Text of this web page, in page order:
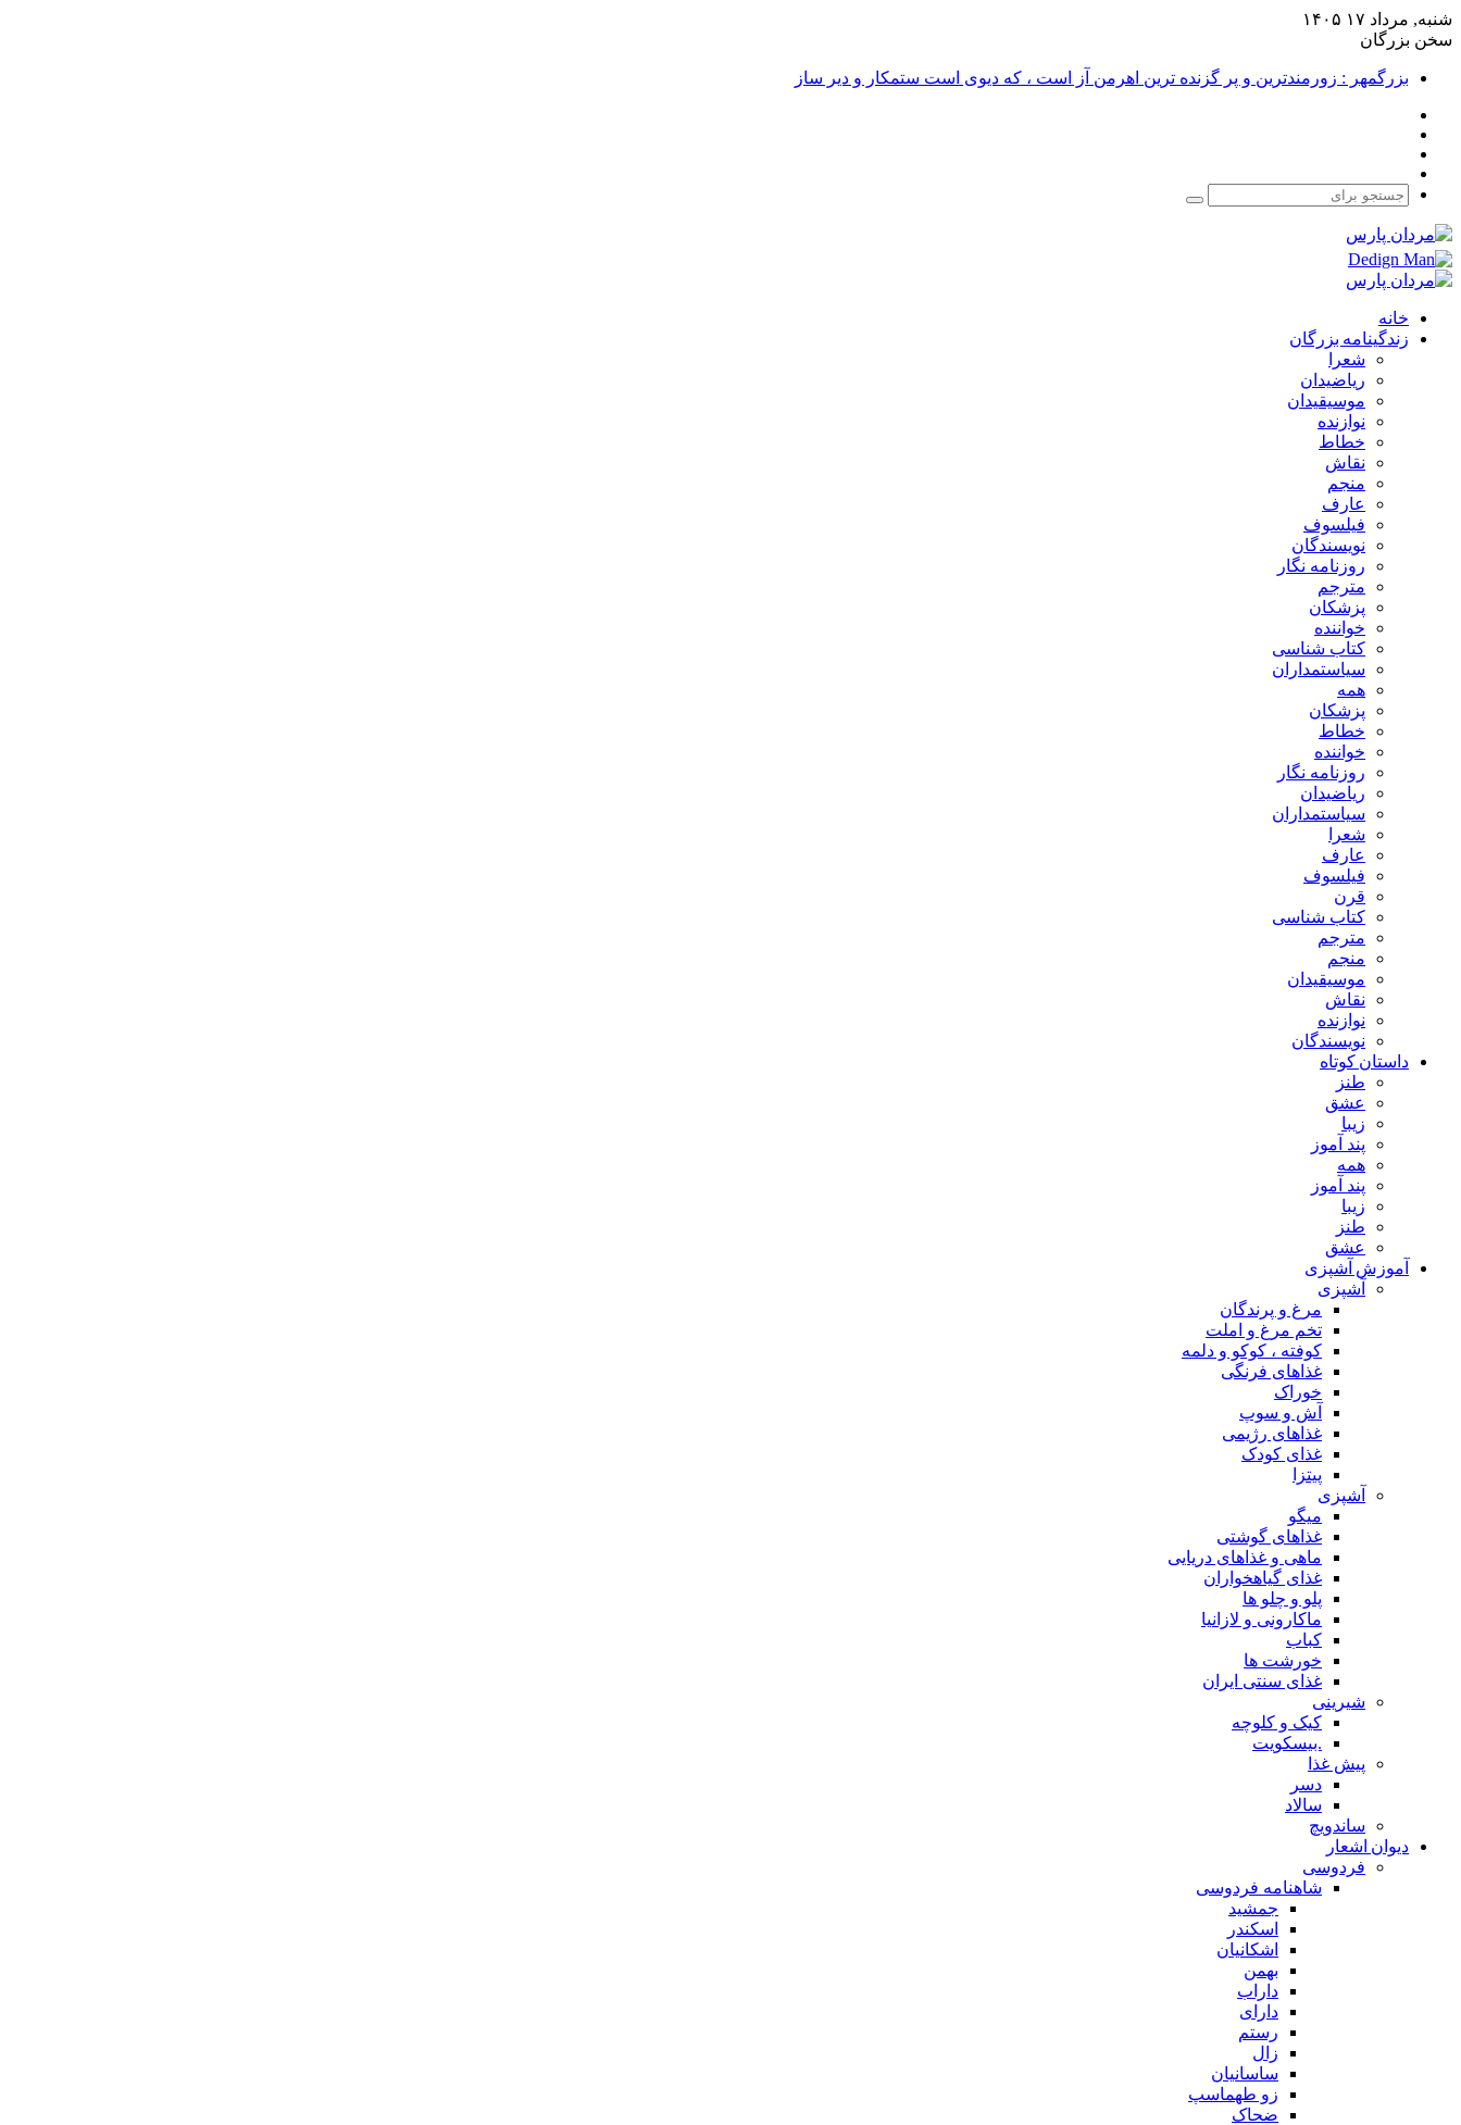
شنبه, مرداد ۱۷ ۱۴۰۵
سخن بزرگان
بزرگمهر : زورمندترین و پر گزنده ترین اهرمن آز است ، که دیوی است ستمکار و دیر ساز
جستجو
خانه
زندگینامه بزرگان
شعرا
ریاضیدان
موسیقیدان
نوازنده
خطاط
نقاش
منجم
عارف
فیلسوف
نویسندگان
روزنامه نگار
مترجم
پزشکان
خواننده
کتاب شناسی
سیاستمداران
همه
پزشکان
خطاط
خواننده
روزنامه نگار
ریاضیدان
سیاستمداران
شعرا
عارف
فیلسوف
قرن
کتاب شناسی
مترجم
منجم
موسیقیدان
نقاش
نوازنده
نویسندگان
داستان کوتاه
طنز
عشق
زیبا
پند آموز
همه
پند آموز
زیبا
طنز
عشق
آموزش آشپزی
آشپزی
مرغ و پرندگان
تخم مرغ و املت
کوفته ، کوکو و دلمه
غذاهای فرنگی
خوراک
آش و سوپ
غذاهای رژیمی
غذای کودک
پیتزا
آشپزی
میگو
غذاهای گوشتی
ماهی و غذاهای دریایی
غذای گیاهخواران
پلو و چلو ها
ماکارونی و لازانیا
کباب
خورشت ها
غذای سنتی ایران
شیرینی
کیک و کلوچه
.بیسکویت
پیش غذا
دسر
سالاد
ساندویچ
دیوان اشعار
فردوسی
شاهنامه فردوسی
جمشید
اسکندر
اشکانیان
بهمن
داراب
دارای
رستم
زال
ساسانیان
زو طهماسپ‏
ضحاک